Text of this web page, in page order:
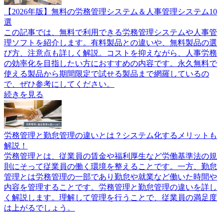
【2026年版】無料の労務管理システム＆人事管理システム10
選
この記事では、無料で利用できる労務管理システムや人事管
理ソフトを紹介します。有料製品との違いや、無料製品の選
び方、注意点も詳しく解説。コストを抑えながら、人事労務
の効率化を目指したい方におすすめの内容です。永久無料で
使える製品から期間限定で試せる製品まで網羅しているの
で、ぜひ参考にしてください。
続きを見る
労務管理と勤怠管理の違いとは？システム化するメリットも
解説！
労務管理とは、従業員の賃金や福利厚生など労働基準法の規
則にそって従業員の働く環境を整えることです。一方、勤怠
管理とは労務管理の一部であり勤怠や就業など働いた時間や
内容を管理することです。労務管理と勤怠管理の違いを詳し
く解説します。理解して管理を行うことで、従業員の満足度
は上がるでしょう。